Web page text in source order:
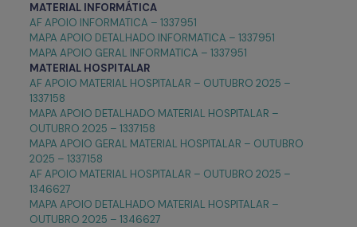
MATERIAL INFORMÁTICA
AF APOIO INFORMATICA – 1337951
MAPA APOIO DETALHADO INFORMATICA – 1337951
MAPA APOIO GERAL INFORMATICA – 1337951
MATERIAL HOSPITALAR
AF APOIO MATERIAL HOSPITALAR – OUTUBRO 2025 –
1337158
MAPA APOIO DETALHADO MATERIAL HOSPITALAR –
OUTUBRO 2025 – 1337158
MAPA APOIO GERAL MATERIAL HOSPITALAR – OUTUBRO
2025 – 1337158
AF APOIO MATERIAL HOSPITALAR – OUTUBRO 2025 –
1346627
MAPA APOIO DETALHADO MATERIAL HOSPITALAR –
OUTUBRO 2025 – 1346627